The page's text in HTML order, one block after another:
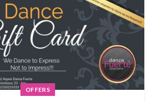
OFFERS